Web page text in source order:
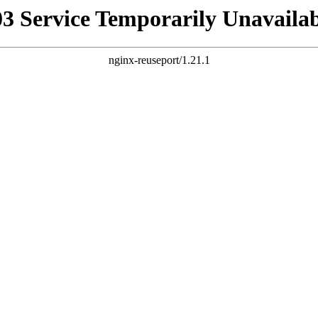
Service Temporarily
nginx-reuseport/1.21.1